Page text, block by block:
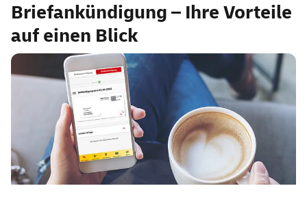
Briefankündigung – Ihre Vorteile
auf einen Blick